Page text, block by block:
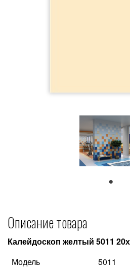
Описание товара
Калейдоскоп желтый 5011
Модель
5011